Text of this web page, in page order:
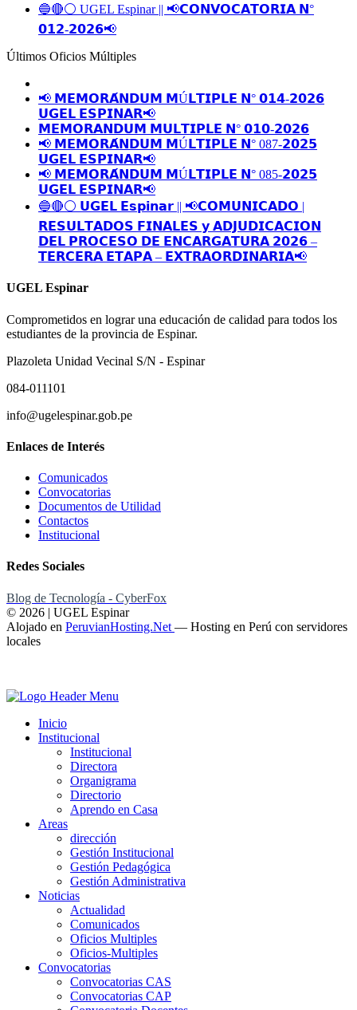
🔵🔴⚪️ UGEL Espinar || 📢𝗖𝗢𝗡𝗩𝗢𝗖𝗔𝗧𝗢𝗥𝗜𝗔 𝗡°
𝟬𝟭𝟮-𝟮𝟬𝟮𝟲📢
Últimos Oficios Múltiples
📢 𝗠𝗘𝗠𝗢𝗥𝗔́𝗡𝗗𝗨𝗠 𝗠Ú𝗟𝗧𝗜𝗣𝗟𝗘 𝗡° 𝟬𝟭𝟰-𝟮𝟬𝟮𝟲
𝗨𝗚𝗘𝗟 𝗘𝗦𝗣𝗜𝗡𝗔𝗥📢
𝗠𝗘𝗠𝗢𝗥𝗔𝗡𝗗𝗨𝗠 𝗠𝗨𝗟𝗧𝗜𝗣𝗟𝗘 𝗡° 𝟬𝟭𝟬-𝟮𝟬𝟮𝟲
📢 𝗠𝗘𝗠𝗢𝗥𝗔́𝗡𝗗𝗨𝗠 𝗠Ú𝗟𝗧𝗜𝗣𝗟𝗘 𝗡° 087-𝟮𝟬𝟮𝟱
𝗨𝗚𝗘𝗟 𝗘𝗦𝗣𝗜𝗡𝗔𝗥📢
📢 𝗠𝗘𝗠𝗢𝗥𝗔́𝗡𝗗𝗨𝗠 𝗠Ú𝗟𝗧𝗜𝗣𝗟𝗘 𝗡° 085-𝟮𝟬𝟮𝟱
𝗨𝗚𝗘𝗟 𝗘𝗦𝗣𝗜𝗡𝗔𝗥📢
🔵🔴⚪️ 𝗨𝗚𝗘𝗟 𝗘𝘀𝗽𝗶𝗻𝗮𝗿 || 📢𝗖𝗢𝗠𝗨𝗡𝗜𝗖𝗔𝗗𝗢 |
𝗥𝗘𝗦𝗨𝗟𝗧𝗔𝗗𝗢𝗦 𝗙𝗜𝗡𝗔𝗟𝗘𝗦 𝘆 𝗔𝗗𝗝𝗨𝗗𝗜𝗖𝗔𝗖𝗜𝗢𝗡
𝗗𝗘𝗟 𝗣𝗥𝗢𝗖𝗘𝗦𝗢 𝗗𝗘 𝗘𝗡𝗖𝗔𝗥𝗚𝗔𝗧𝗨𝗥𝗔 𝟮𝟬𝟮𝟲 –
𝗧𝗘𝗥𝗖𝗘𝗥𝗔 𝗘𝗧𝗔𝗣𝗔 – 𝗘𝗫𝗧𝗥𝗔𝗢𝗥𝗗𝗜𝗡𝗔𝗥𝗜𝗔📢
UGEL Espinar
Comprometidos en lograr una educación de calidad para todos los
estudiantes de la provincia de Espinar.
Plazoleta Unidad Vecinal S/N - Espinar
084-011101
info@ugelespinar.gob.pe
Enlaces de Interés
Comunicados
Convocatorias
Documentos de Utilidad
Contactos
Institucional
Redes Sociales
Blog de Tecnología - CyberFox
© 2026 | UGEL Espinar
Alojado en PeruvianHosting.Net — Hosting en Perú con servidores
locales
Inicio
Institucional
Institucional
Directora
Organigrama
Directorio
Aprendo en Casa
Areas
dirección
Gestión Institucional
Gestión Pedagógica
Gestión Administrativa
Noticias
Actualidad
Comunicados
Oficios Multiples
Oficios-Multiples
Convocatorias
Convocatorias CAS
Convocatorias CAP